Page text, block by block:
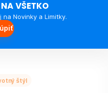
VŠETKO
na Novinky a Limitky.
štýl